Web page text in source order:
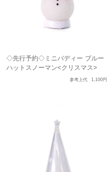
◇先行予約◇ミニバディー ブルー
ハットスノーマン<クリスマス>
参考上代 1,100円